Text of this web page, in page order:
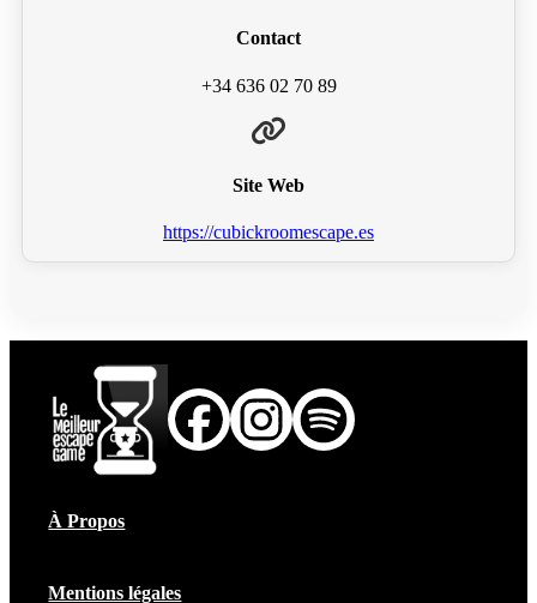
Contact
+34 636 02 70 89
Site Web
https://cubickroomescape.es
À Propos
Mentions légales